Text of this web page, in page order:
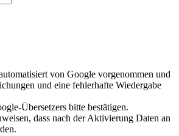
von Google vorgenommen und
und eine fehlerhafte Wiedergabe
Übersetzers bitte bestätigen.
dass nach der Aktivierung Daten an